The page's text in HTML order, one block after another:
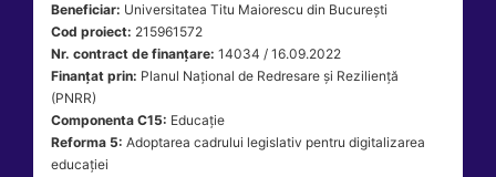
Beneficiar: Universitatea Titu Maiorescu din București
Cod proiect: 215961572
Nr. contract de finanțare: 14034 / 16.09.2022
Finanțat prin: Planul Național de Redresare și Reziliență
(PNRR)
Componenta C15: Educație
Reforma 5: Adoptarea cadrului legislativ pentru digitalizarea
educației